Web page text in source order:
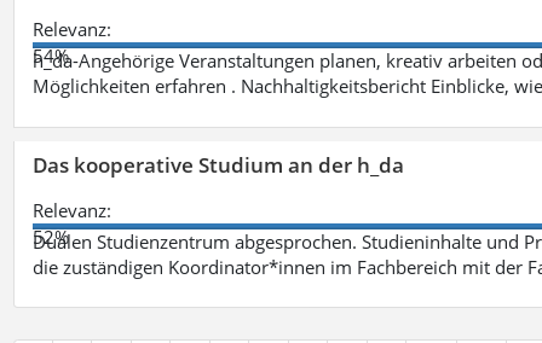
Relevanz:
54%
h_da-Angehörige Veranstaltungen planen, kreativ arbeiten
Möglichkeiten erfahren . Nachhaltigkeitsbericht Einblicke,
Das kooperative Studium an der h_da
Relevanz:
52%
Dualen Studienzentrum abgesprochen. Studieninhalte und
die zuständigen Koordinator*innen im Fachbereich mit der